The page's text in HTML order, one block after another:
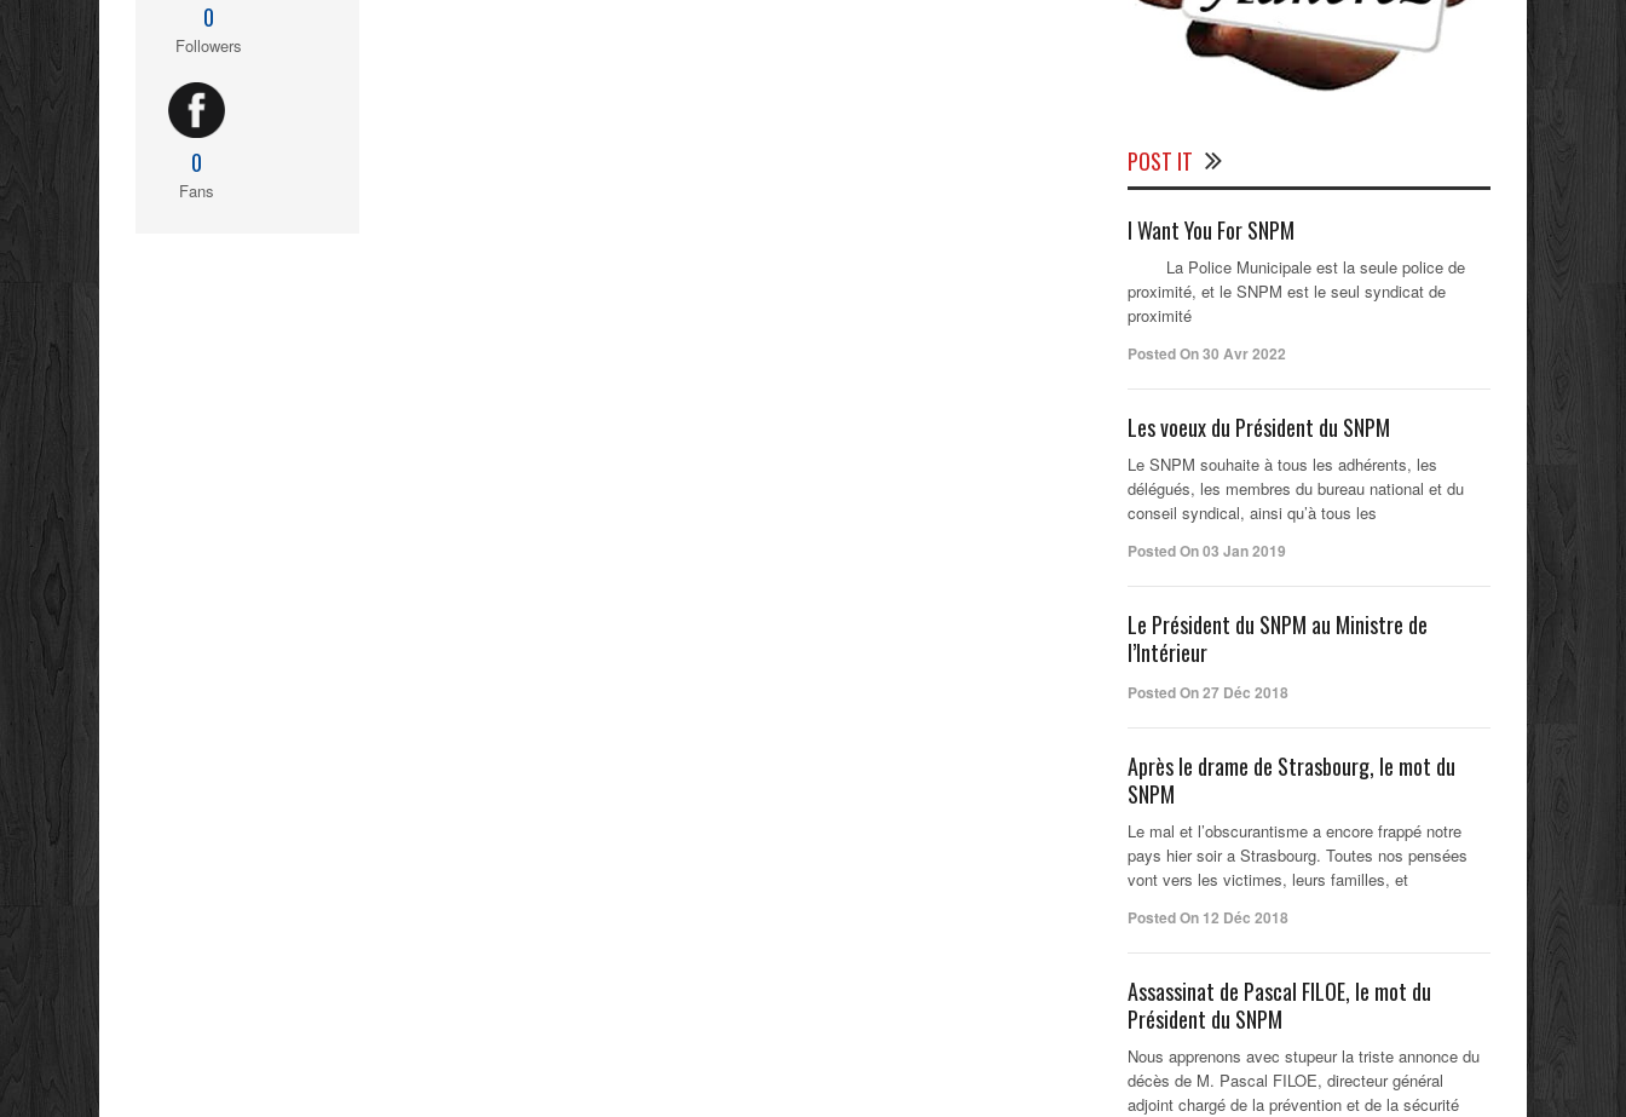
0
Followers
0
Fans
POST IT
I Want You For SNPM
La Police Municipale est la seule police de
proximité, et le SNPM est le seul syndicat de
proximité
Posted On 30 Avr 2022
Les voeux du Président du SNPM
Le SNPM souhaite à tous les adhérents, les
délégués, les membres du bureau national et du
conseil syndical, ainsi qu’à tous les
Posted On 03 Jan 2019
Le Président du SNPM au Ministre de
l’Intérieur
Posted On 27 Déc 2018
Après le drame de Strasbourg, le mot du
SNPM
Le mal et l’obscurantisme a encore frappé notre
pays hier soir a Strasbourg. Toutes nos pensées
vont vers les victimes, leurs familles, et
Posted On 12 Déc 2018
Assassinat de Pascal FILOE, le mot du
Président du SNPM
Nous apprenons avec stupeur la triste annonce du
décès de M. Pascal FILOE, directeur général
adjoint chargé de la prévention et de la sécurité